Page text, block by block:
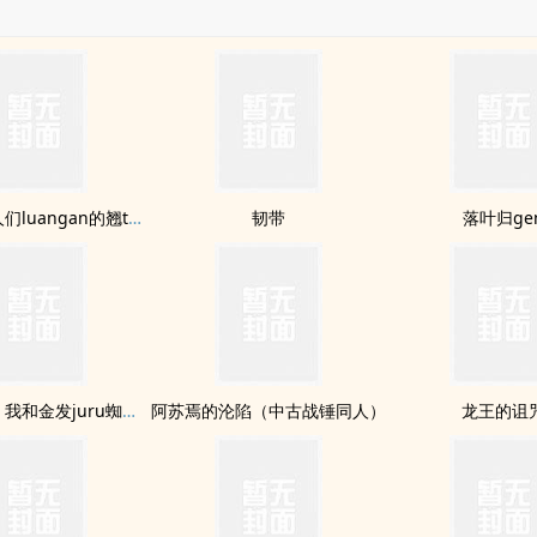
FGO 被男人们luangan的翘tun萝莉小杰克 韧带 落叶归
狐妖小红娘 我和金发juru蜘蛛jing清瞳的纯ai情事 阿苏焉的沦陷（中古战锤同人） 龙王的诅